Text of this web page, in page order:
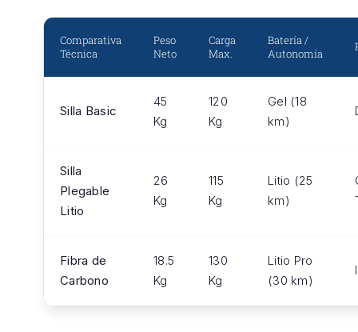
Comparativa
Técnica
Peso
Neto
Carga
Max.
Batería /
Autonomía
Silla Basic
45
Kg
120
Kg
Gel (18
km)
Silla
Plegable
Litio
26
Kg
115
Kg
Litio (25
km)
Fibra de
Carbono
18.5
Kg
130
Kg
Litio Pro
(30 km)